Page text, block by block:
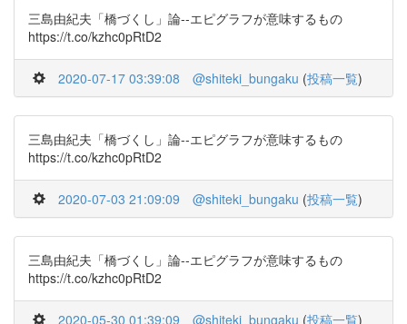
三島由紀夫「橋づくし」論--エピグラフが意味するもの
https://t.co/kzhc0pRtD2
2020-07-17 03:39:08 @shiteki_bungaku (投稿一覧)
三島由紀夫「橋づくし」論--エピグラフが意味するもの
https://t.co/kzhc0pRtD2
2020-07-03 21:09:09 @shiteki_bungaku (投稿一覧)
三島由紀夫「橋づくし」論--エピグラフが意味するもの
https://t.co/kzhc0pRtD2
2020-05-30 01:39:09 @shiteki_bungaku (投稿一覧)